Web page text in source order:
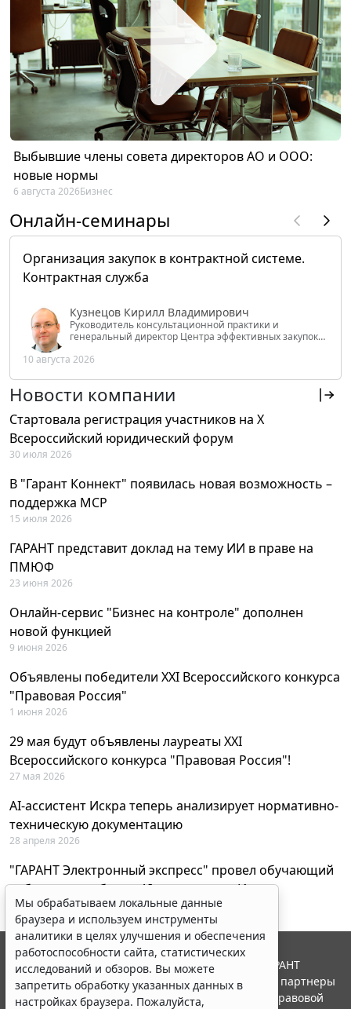
Выбывшие члены совета директоров АО и ООО:
новые нормы
6 августа 2026Бизнес
Онлайн-семинары
Организация закупок в контрактной системе.
Контрактная служба
Кузнецов Кирилл Владимирович
Руководитель консультационной практики и
генеральный директор Центра эффективных закупок
РФ
10 августа 2026
Новости компании
Стартовала регистрация участников на X
Всероссийский юридический форум
30 июля 2026
В "Гарант Коннект" появилась новая возможность –
поддержка MCP
15 июля 2026
ГАРАНТ представит доклад на тему ИИ в праве на
ПМЮФ
23 июня 2026
Онлайн-сервис "Бизнес на контроле" дополнен
новой функцией
9 июня 2026
Объявлены победители XXI Всероссийского конкурса
"Правовая Россия"
1 июня 2026
29 мая будут объявлены лауреаты XXI
Всероссийского конкурса "Правовая Россия"!
27 мая 2026
AI-ассистент Искра теперь анализирует нормативно-
техническую документацию
28 апреля 2026
"ГАРАНТ Электронный экспресс" провел обучающий
вебинар по работе с AI-ассистентом Искра
23 апреля 2026
Мы обрабатываем локальные данные
браузера и используем инструменты
аналитики в целях улучшения и обеспечения
работоспособности сайта, статистических
исследований и обзоров. Вы можете
запретить обработку указанных данных в
настройках браузера. Пожалуйста,
© ООО "НПП "ГАРАНТ-СЕРВИС", 2026. Система ГАРАНТ
выпускается с 1990 года. Компания "Гарант" и ее партнеры
являются участниками Российской ассоциации правовой